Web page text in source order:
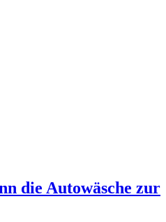
die Autowäsche zur